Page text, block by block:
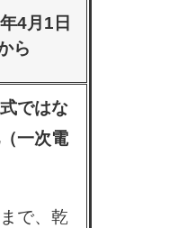
4月1日
ら
式ではな
一次電
で、乾